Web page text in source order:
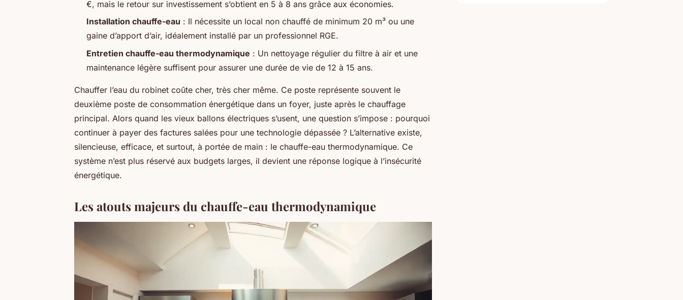
€, mais le retour sur investissement s’obtient en 5 à 8 ans grâce aux économies.
Installation chauffe-eau : Il nécessite un local non chauffé de minimum 20 m³ ou une
gaine d’apport d’air, idéalement installé par un professionnel RGE.
Entretien chauffe-eau thermodynamique : Un nettoyage régulier du filtre à air et une
maintenance légère suffisent pour assurer une durée de vie de 12 à 15 ans.
Chauffer l’eau du robinet coûte cher, très cher même. Ce poste représente souvent le
deuxième poste de consommation énergétique dans un foyer, juste après le chauffage
principal. Alors quand les vieux ballons électriques s’usent, une question s’impose : pourquoi
continuer à payer des factures salées pour une technologie dépassée ? L’alternative existe,
silencieuse, efficace, et surtout, à portée de main : le chauffe-eau thermodynamique. Ce
système n’est plus réservé aux budgets larges, il devient une réponse logique à l’insécurité
énergétique.
Les atouts majeurs du chauffe-eau thermodynamique